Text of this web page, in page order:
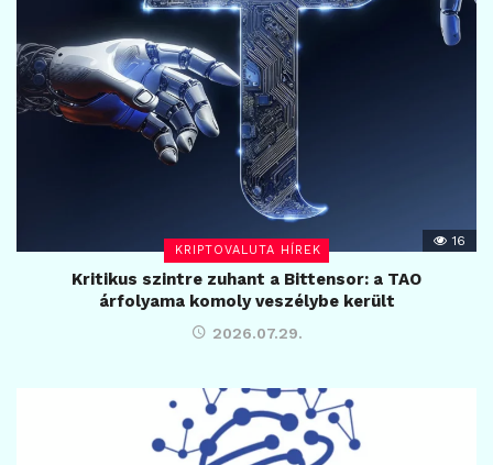
KRIPTOVALUTA HÍREK
16
Kritikus szintre zuhant a Bittensor: a TAO
árfolyama komoly veszélybe került
2026.07.29.